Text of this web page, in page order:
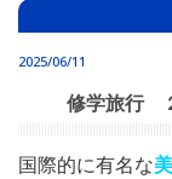
2025/06/11
修学旅行
国際的に有名な